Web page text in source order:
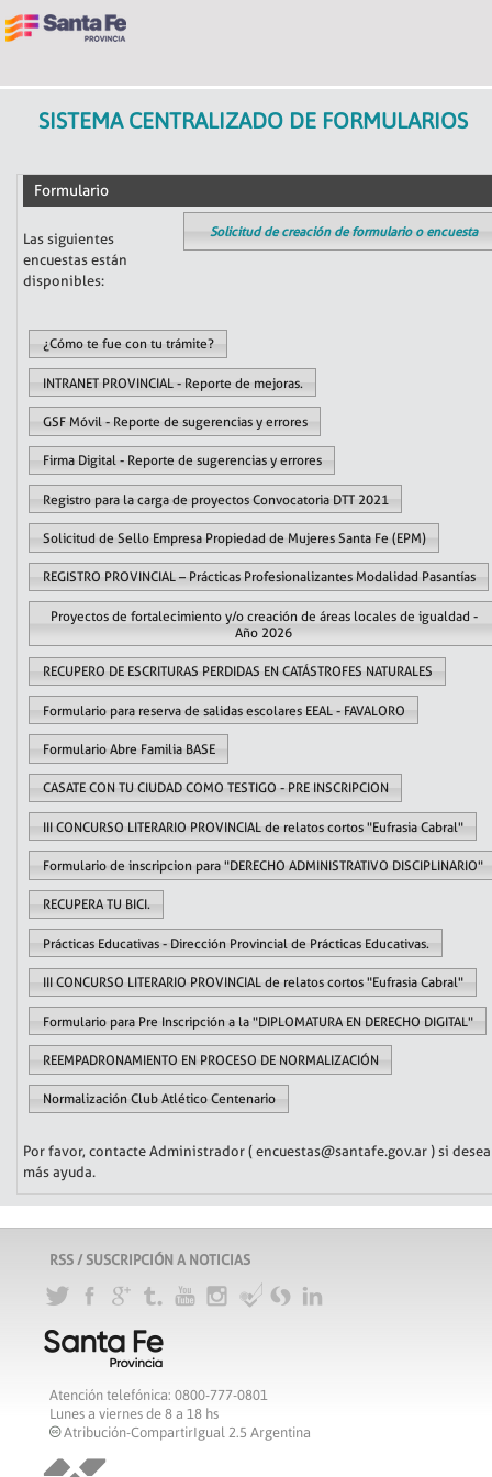
SISTEMA CENTRALIZADO DE FORMULARIOS
Formulario
Solicitud de creación de formulario o encuesta
Las siguientes
encuestas están
disponibles:
¿Cómo te fue con tu trámite?
INTRANET PROVINCIAL - Reporte de mejoras.
GSF Móvil - Reporte de sugerencias y errores
Firma Digital - Reporte de sugerencias y errores
Registro para la carga de proyectos Convocatoria DTT 2021
Solicitud de Sello Empresa Propiedad de Mujeres Santa Fe (EPM)
REGISTRO PROVINCIAL – Prácticas Profesionalizantes Modalidad Pasantías
Proyectos de fortalecimiento y/o creación de áreas locales de igualdad -
Año 2026
RECUPERO DE ESCRITURAS PERDIDAS EN CATÁSTROFES NATURALES
Formulario para reserva de salidas escolares EEAL - FAVALORO
Formulario Abre Familia BASE
CASATE CON TU CIUDAD COMO TESTIGO - PRE INSCRIPCION
III CONCURSO LITERARIO PROVINCIAL de relatos cortos "Eufrasia Cabral"
Formulario de inscripcion para "DERECHO ADMINISTRATIVO DISCIPLINARIO"
RECUPERA TU BICI.
Prácticas Educativas - Dirección Provincial de Prácticas Educativas.
III CONCURSO LITERARIO PROVINCIAL de relatos cortos "Eufrasia Cabral"
Formulario para Pre Inscripción a la "DIPLOMATURA EN DERECHO DIGITAL"
REEMPADRONAMIENTO EN PROCESO DE NORMALIZACIÓN
Normalización Club Atlético Centenario
Por favor, contacte Administrador ( encuestas@santafe.gov.ar ) si desea
más ayuda.
RSS / SUSCRIPCIÓN A NOTICIAS
Atención telefónica: 0800-777-0801
Lunes a viernes de 8 a 18 hs
cAtribución-CompartirIgual 2.5 Argentina